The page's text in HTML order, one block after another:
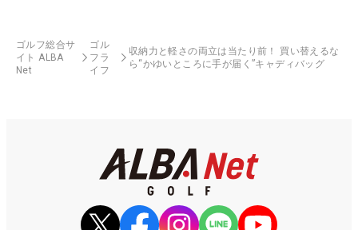
ゴルフ総合サ
イト ALBA
Net
ゴル
フラ
イフ
収納力と軽さの両立は当たり前！ 買い替えるな
ら“かゆいところに手が届く”キャディバッグ